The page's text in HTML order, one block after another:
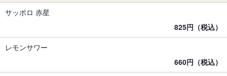
サッポロ 赤星
825円（税込）
レモンサワー
660円（税込）